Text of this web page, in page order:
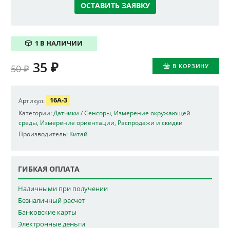
ОСТАВИТЬ ЗАЯВКУ
1 В НАЛИЧИИ
В КОРЗИНУ
50₽ 35 ₽
Артикул: 16A-3
Категории: Датчики / Сенсоры Измерение окружающей
среды Измерение ориентации Распродажи и скидки
Производитель: Китай
ГИБКАЯ ОПЛАТА
Наличными при получении
Безналичный расчет
Банковские карты
Электронные деньги